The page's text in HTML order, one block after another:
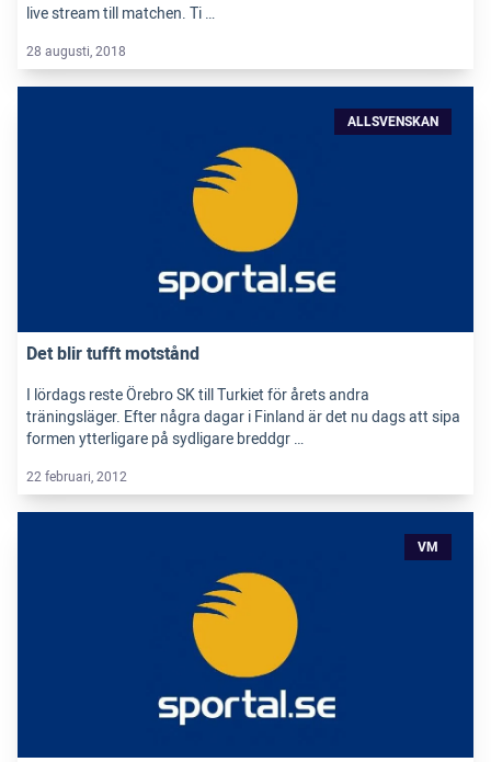
live stream till matchen. Ti …
28 augusti, 2018
ALLSVENSKAN
Det blir tufft motstånd
I lördags reste Örebro SK till Turkiet för årets andra
träningsläger. Efter några dagar i Finland är det nu dags att sipa
formen ytterligare på sydligare breddgr …
22 februari, 2012
VM